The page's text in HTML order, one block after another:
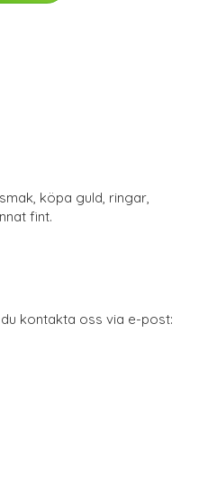
köpa guld, ringar,
fint.
kontakta oss via e-post: